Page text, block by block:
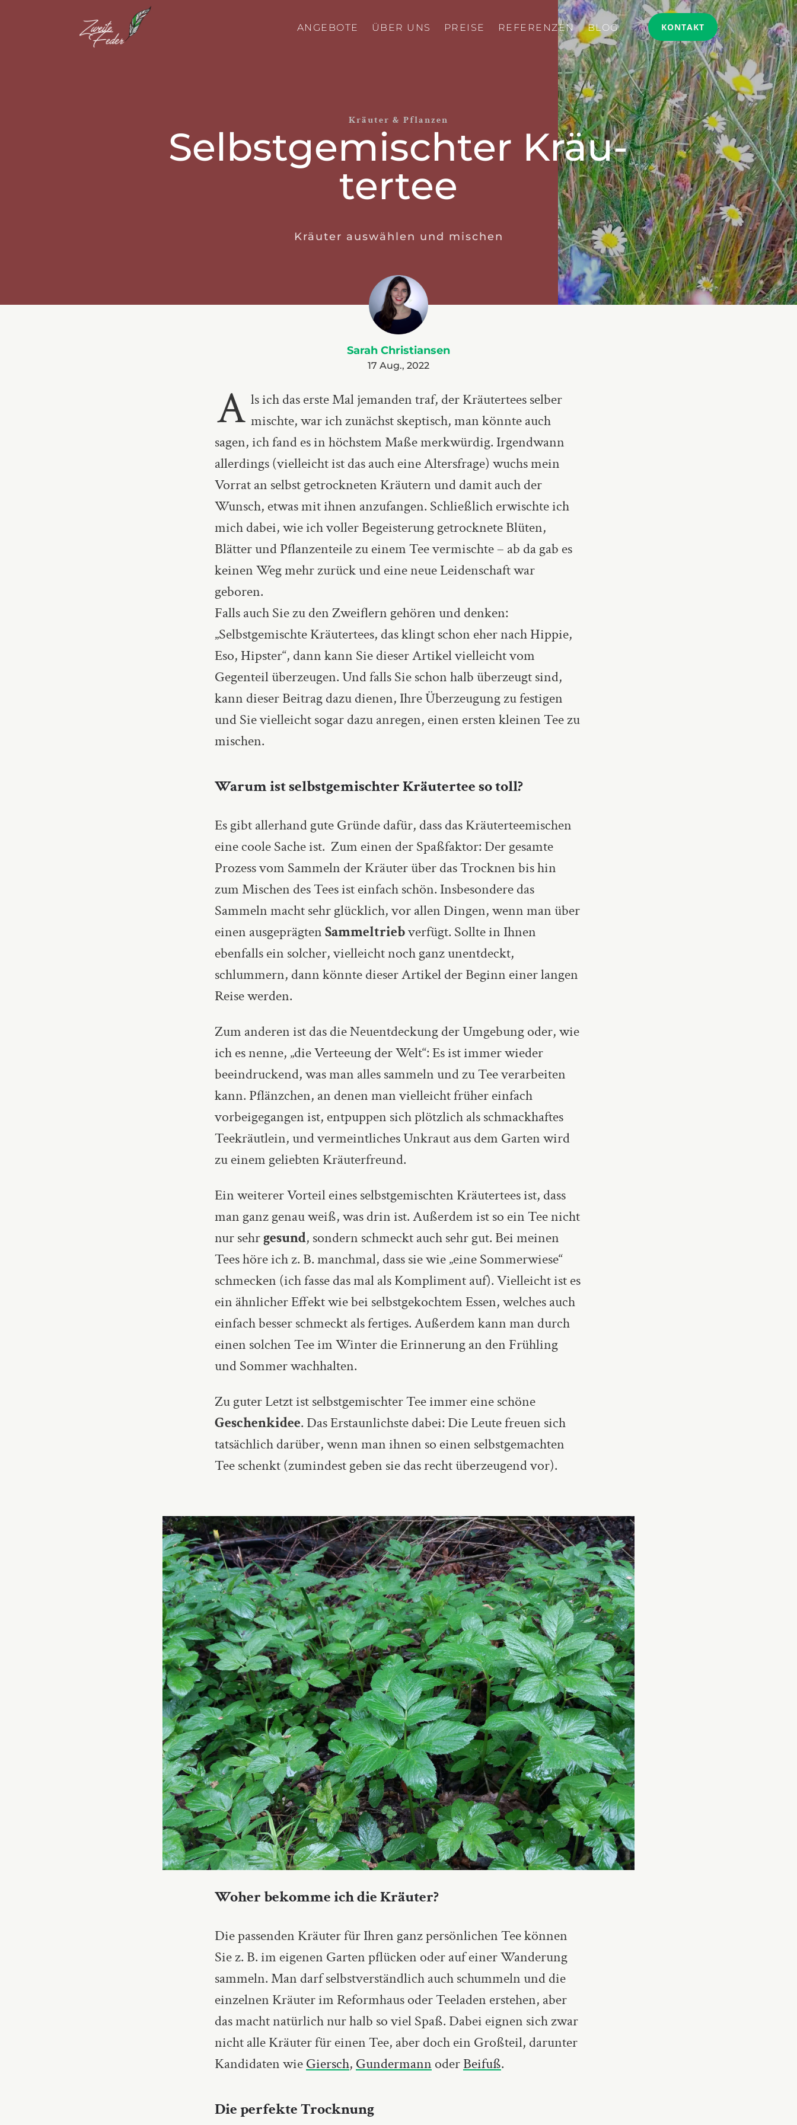
ANGEBOTE ÜBER UNS PREISE REFERENZEN BLOG KONTAKT
Kräuter & Pflanzen
Selbst­­­ge­­misch­­ter Kräu­
ter­tee
Kräuter auswählen und mischen
Sarah Christiansen
17 Aug., 2022
A ls ich das erste Mal jemanden traf, der Kräutertees selber
mischte, war ich zunächst skeptisch, man könnte auch
sagen, ich fand es in höchstem Maße merkwürdig. Irgendwann
allerdings (vielleicht ist das auch eine Altersfrage) wuchs mein
Vorrat an selbst getrockneten Kräutern und damit auch der
Wunsch, etwas mit ihnen anzufangen. Schließlich erwischte ich
mich dabei, wie ich voller Begeisterung getrocknete Blüten,
Blätter und Pflanzenteile zu einem Tee vermischte – ab da gab es
keinen Weg mehr zurück und eine neue Leidenschaft war
geboren.
Falls auch Sie zu den Zweiflern gehören und denken:
„Selbstgemischte Kräutertees, das klingt schon eher nach Hippie,
Eso, Hipster“, dann kann Sie dieser Artikel vielleicht vom
Gegenteil überzeugen. Und falls Sie schon halb überzeugt sind,
kann dieser Beitrag dazu dienen, Ihre Überzeugung zu festigen
und Sie vielleicht sogar dazu anregen, einen ersten kleinen Tee zu
mischen.
Warum ist selbstgemischter Kräutertee so toll?
Es gibt allerhand gute Gründe dafür, dass das Kräuterteemischen
eine coole Sache ist. Zum einen derSpaßfaktor: Der gesamte
Prozess vom Sammeln der Kräuter über das Trocknen bis hin
zum Mischen des Tees ist einfach schön. Insbesondere das
Sammelnmachtsehr glücklich, vor allen Dingen, wenn man über
einen ausgeprägtenSammeltriebverfügt. Sollte in Ihnen
ebenfalls ein solcher, vielleicht noch ganz unentdeckt,
schlummern, dann könnte dieser Artikel der Beginn einer langen
Reise werden.
Zum anderen ist das die Neuentdeckung der Umgebung oder, wie
ich es nenne, „die Verteeung der Welt“: Es ist immer wieder
beeindruckend, was man alles sammeln und zu Tee verarbeiten
kann. Pflänzchen, an denen man vielleicht früher einfach
vorbeigegangen ist, entpuppen sich plötzlich als schmackhaftes
Teekräutlein, und vermeintliches Unkraut aus dem Garten wird
zu einem geliebten Kräuterfreund.
Ein weiterer Vorteil eines selbstgemischten Kräutertees ist, dass
man ganz genau weiß, was drin ist. Außerdem ist so ein Tee nicht
nur sehrgesund, sondern schmeckt auch sehr gut. Bei meinen
Tees höre ich z. B. manchmal, dass sie wie „eine Sommerwiese“
schmecken (ich fasse das mal als Kompliment auf). Vielleicht ist es
ein ähnlicher Effekt wie bei selbstgekochtem Essen, welches auch
einfach besser schmeckt als fertiges. Außerdem kann man durch
einen solchen Tee im Winter die Erinnerung an den Frühling
und Sommer wachhalten.
Zu guter Letzt ist selbstgemischter Tee immer eine schöne
Geschenkidee. Das Erstaunlichste dabei: Die Leute freuen sich
tatsächlich darüber, wenn man ihnen so einen selbstgemachten
Tee schenkt (zumindest geben sie das recht überzeugend vor).
Woher bekomme ich die Kräuter?
Die passenden Kräuter für Ihren ganz persönlichen Tee können
Sie z. B. im eigenen Garten pflücken oder auf einer Wanderung
sammeln.Man darf selbstverständlich auch schummeln und die
einzelnen Kräuter im Reformhaus oder Teeladen erstehen, aber
das macht natürlich nur halb so viel Spaß. Dabei eignen sich zwar
nicht alle Kräuter für einen Tee, aber doch ein Großteil, darunter
Kandidaten wieGiersch, Gundermann oderBeifuß.
Die perfekte Trocknung